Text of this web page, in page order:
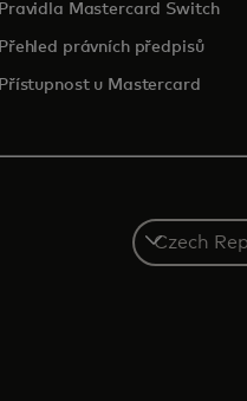
Pravidla Mastercard Switch
Přehled právních předpisů
Přístupnost u Mastercard
Select
a
country